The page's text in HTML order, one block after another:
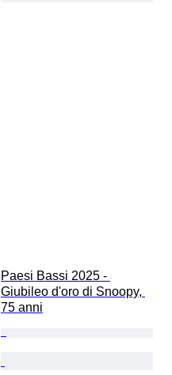
Paesi Bassi 2025 -
Giubileo d'oro di Snoopy,
75 anni